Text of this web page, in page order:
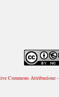
Commons Attribuzione